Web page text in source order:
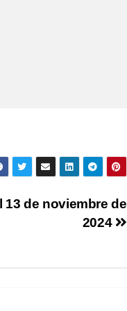
13 de noviembre de
2024